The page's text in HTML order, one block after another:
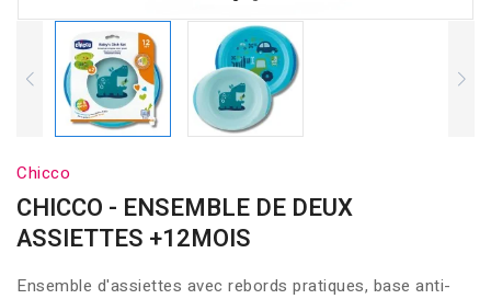
Chicco
CHICCO - ENSEMBLE DE DEUX
ASSIETTES +12MOIS
Ensemble d'assiettes avec rebords pratiques, base anti-